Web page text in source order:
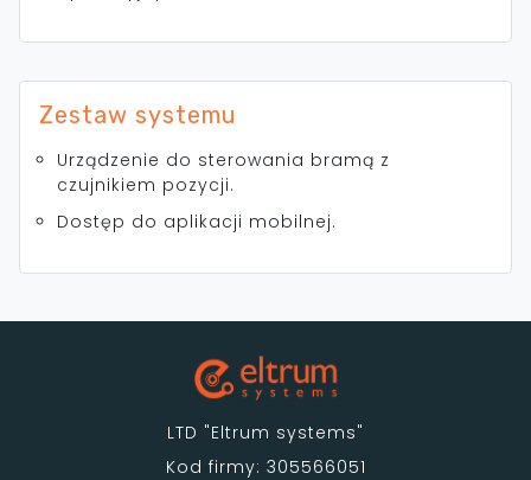
Zestaw systemu
Urządzenie do sterowania bramą z
czujnikiem pozycji.
Dostęp do aplikacji mobilnej.
LTD "Eltrum systems"
Kod firmy: 305566051